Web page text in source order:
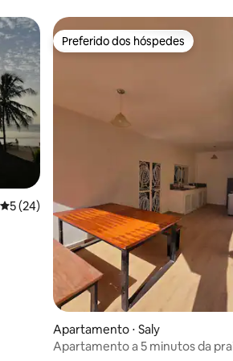
5 de uma avaliação média de 5, 24
5 (24)
Preferido dos hóspedes
Preferido dos hóspedes
Apartamento ⋅ Saly
Apartamento a 5 minutos da